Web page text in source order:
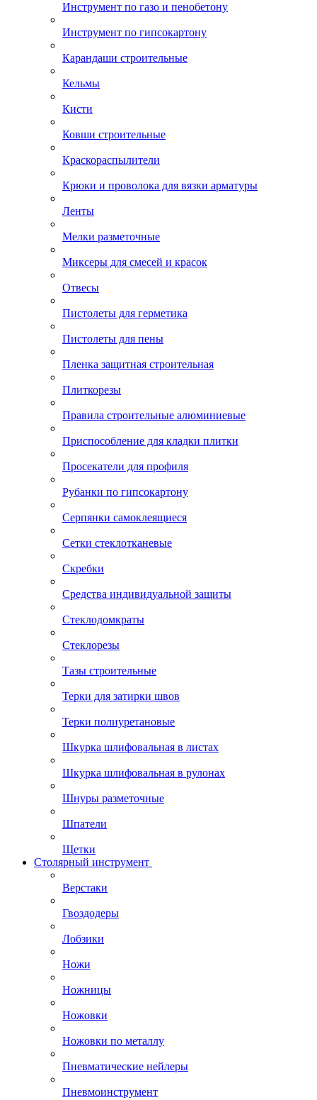
Инструмент по газо и пенобетону
Инструмент по гипсокартону
Карандаши строительные
Кельмы
Кисти
Ковши строительные
Краскораспылители
Крюки и проволока для вязки арматуры
Ленты
Мелки разметочные
Миксеры для смесей и красок
Отвесы
Пистолеты для герметика
Пистолеты для пены
Пленка защитная строительная
Плиткорезы
Правила строительные алюминиевые
Приспособление для кладки плитки
Просекатели для профиля
Рубанки по гипсокартону
Серпянки самоклеящиеся
Сетки стеклотканевые
Скребки
Средства индивидуальной защиты
Стеклодомкраты
Стеклорезы
Тазы строительные
Терки для затирки швов
Терки полиуретановые
Шкурка шлифовальная в листах
Шкурка шлифовальная в рулонах
Шнуры разметочные
Шпатели
Щетки
Столярный инструмент
Верстаки
Гвоздодеры
Лобзики
Ножи
Ножницы
Ножовки
Ножовки по металлу
Пневматические нейлеры
Пневмоинструмент